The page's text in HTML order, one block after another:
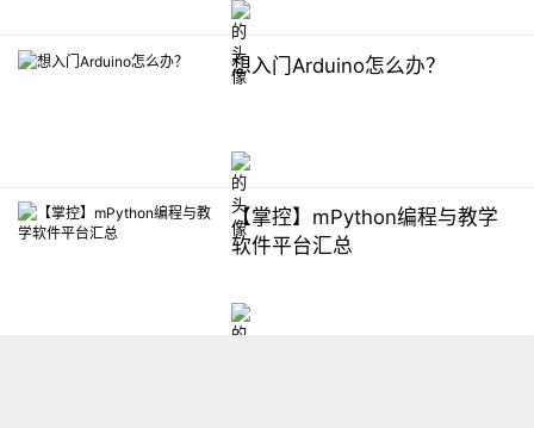
想入门Arduino怎么办？
【掌控】mPython编程与教学
软件平台汇总